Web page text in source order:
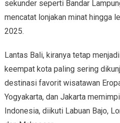
sekunder seperti Bandar
mencatat lonjakan minat hingga
2025.
Lantas Bali, kiranya tetap
keempat kota paling sering
destinasi favorit wisatawan
Yogyakarta, dan Jakarta
Indonesia, diikuti Labuan Bajo,